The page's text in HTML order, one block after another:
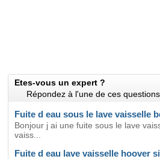
Etes-vous un expert ?
Répondez à l'une de ces
Fuite d eau sous le lave vaisselle
Bonjour j ai une fuite sous le lave
vaiss...
Fuite d eau lave vaisselle hoover